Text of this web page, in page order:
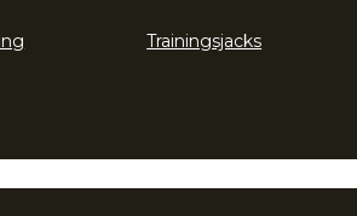
Trainingsjacks